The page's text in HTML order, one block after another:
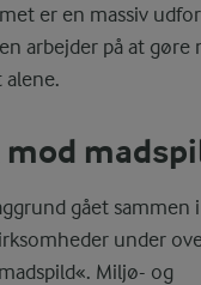
er en massiv
arbejder på at gøre
alene.
gået sammen
under
Miljø- og